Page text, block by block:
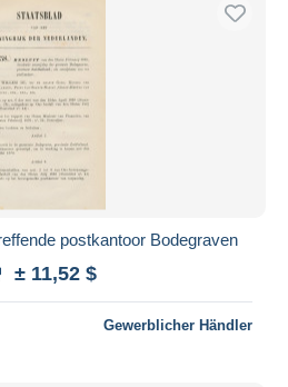
postkantoor Bodegraven
± 11,52 $
Gewerblicher Händler